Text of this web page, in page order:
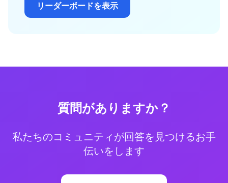
リーダーボードを表示
質問がありますか？
私たちのコミュニティが回答を見つけるお手
伝いをします